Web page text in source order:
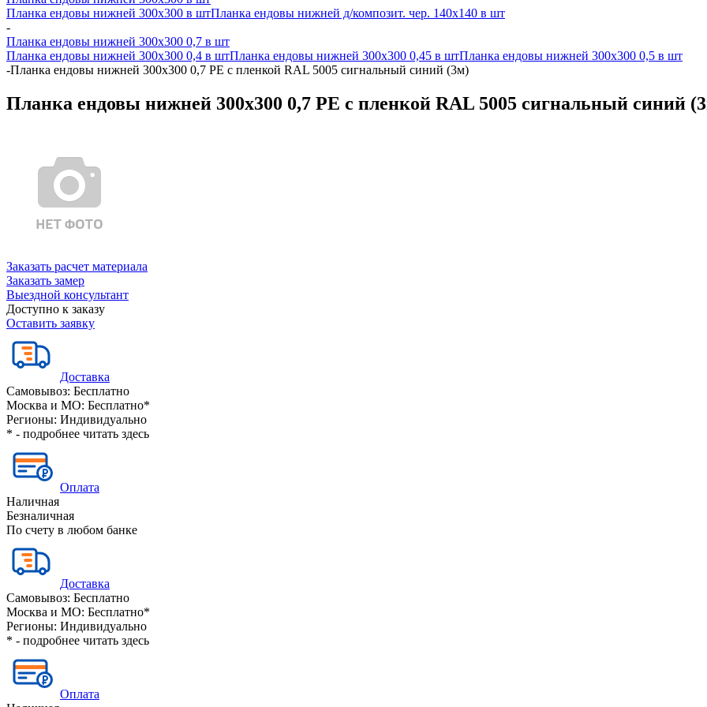
Планка ендовы нижней 300х300 в штПланка ендовы нижней д/композит. чер. 140х140 в шт
-
Планка ендовы нижней 300х300 0,7 в шт
Планка ендовы нижней 300х300 0,4 в штПланка ендовы нижней 300х300 0,45 в штПланка ендовы нижней 300х300 0,5 в шт
-Планка ендовы нижней 300х300 0,7 PE с пленкой RAL 5005 сигнальный синий (3м)
Планка ендовы нижней 300х300 0,7 PE с пленкой RAL 5005 сигнальный синий
Заказать расчет материала
Заказать замер
Выездной консультант
Доступно к заказу
Оставить заявку
Доставка
Самовывоз: Бесплатно
Москва и МО: Бесплатно*
Регионы: Индивидуально
* - подробнее читать здесь
Оплата
Наличная
Безналичная
По счету в любом банке
Доставка
Самовывоз: Бесплатно
Москва и МО: Бесплатно*
Регионы: Индивидуально
* - подробнее читать здесь
Оплата